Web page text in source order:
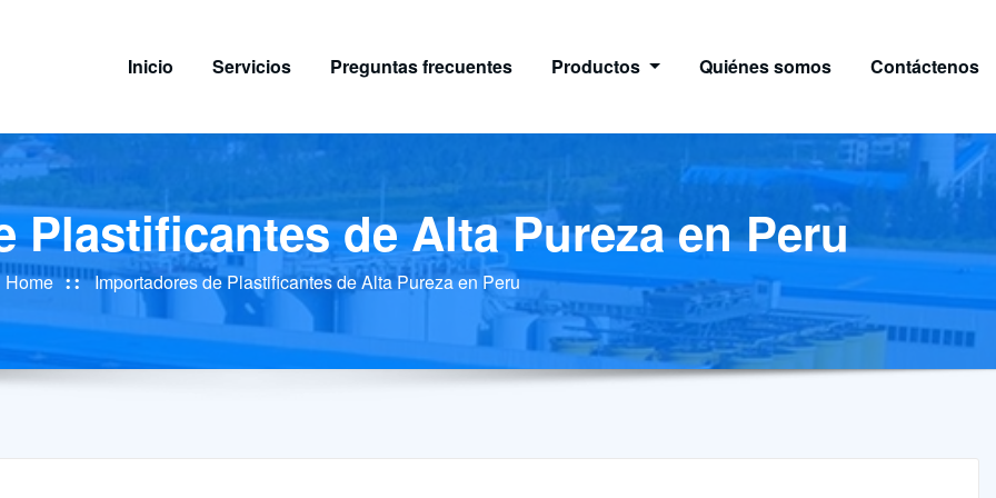
Inicio Servicios Preguntas frecuentes Productos Quiénes somos Contáctenos
Plastificantes de Alta Pureza en Peru
Home Importadores de Plastificantes de Alta Pureza en Peru